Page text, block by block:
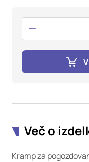
Več o
Kramp za
edinstveno
zavrnete uporabo teh
ciljnega spletnega